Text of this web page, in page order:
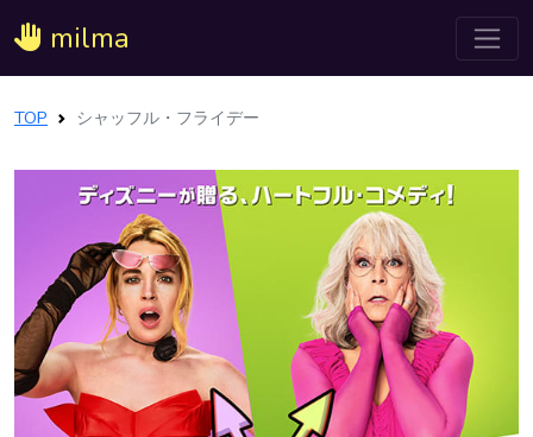
milma
TOP シャッフル・フライデー